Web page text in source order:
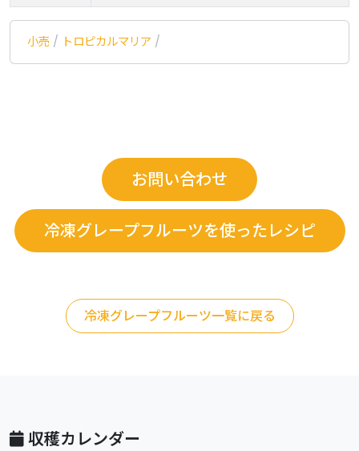
小売 / トロピカルマリア /
お問い合わせ
冷凍グレープフルーツを使ったレシピ
冷凍グレープフルーツ一覧に戻る
収穫カレンダー